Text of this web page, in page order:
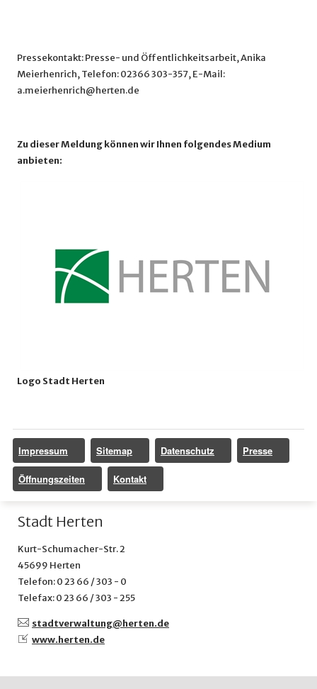
Pressekontakt: Presse- und Öffentlichkeitsarbeit, Anika
Meierhenrich, Telefon: 02366 303-357, E-Mail:
a.meierhenrich@herten.de
Zu dieser Meldung können wir Ihnen folgendes Medium
anbieten:
Logo Stadt Herten
Impressum Sitemap Datenschutz Presse
Öffnungszeiten Kontakt
Stadt Herten
Kurt-Schumacher-Str. 2
45699 Herten
Telefon: 0 23 66 / 303 - 0
Telefax: 0 23 66 / 303 - 255
stadtverwaltung@herten.de
www.herten.de